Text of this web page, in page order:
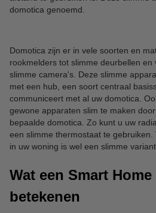
domotica genoemd.
Domotica zijn er in vele soorten en
rookmelders tot slimme deurbellen
slimme camera's. Deze slimme
met een hub, een soort centraal
communiceert met al uw domotica.
gewone apparaten slim te maken
bepaalde domotica. Zo kunt u uw
een slimme thermostaat te gebruiken.
in uw woning is wel een slimme
Wat een Smart
betekenen